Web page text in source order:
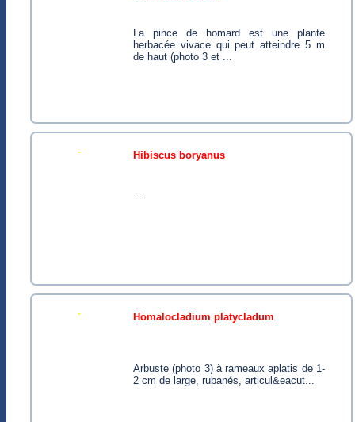
La pince de homard est une plante
herbacée vivace qui peut atteindre 5 m
de haut (photo 3 et ...
hibiscus boryanus
...
homalocladium platycladum
Arbuste (photo 3) à rameaux aplatis de 1-
2 cm de large, rubanés, articul&eacut...